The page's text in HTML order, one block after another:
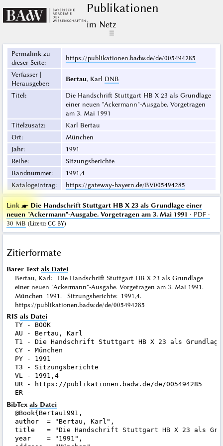
Publikationen
im Netz
☰
Permalink zu
dieser Seite:
https://publikationen.badw.de/de/005494285
Verfasser |
Herausgeber:
Bertau, Karl DNB
Titel:
Die Handschrift Stuttgart HB X 23 als Grundlage
einer neuen "Ackermann"-Ausgabe. Vorgetragen
am 3. Mai 1991
Titelzusatz:
Karl Bertau
Ort:
München
Jahr:
1991
Reihe:
Sitzungsberichte
Bandnummer:
1991,4
Katalogeintrag: https://gateway-bayern.de/BV005494285
Link ☛ Die Handschrift Stuttgart HB X 23 als Grundlage einer
neuen "Ackermann"-Ausgabe. Vorgetragen am 3. Mai 1991 · PDF ·
30 MB (Lizenz: CC BY)
Zitierformate
Barer Text als Datei
Bertau, Karl: Die Handschrift Stuttgart HB X 23 als Grundlage
einer neuen "Ackermann"-Ausgabe. Vorgetragen am 3. Mai 1991.
München 1991. Sitzungsberichte: 1991,4.
https://publikationen.badw.de/de/005494285
RIS als Datei
TY - BOOK
AU - Bertau, Karl
T1 - Die Handschrift Stuttgart HB X 23 als Grundlage
CY - München
PY - 1991
T3 - Sitzungsberichte
VL - 1991,4
UR - https://publikationen.badw.de/de/005494285
BibTex als Datei
@Book{Bertau1991,
author  = "Bertau, Karl",
title   = "Die Handschrift Stuttgart HB X 23 als
year    = "1991",